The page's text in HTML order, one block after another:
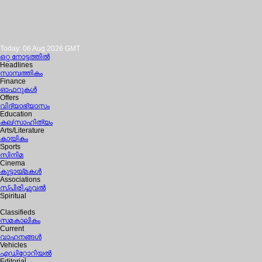
Today: 06 Aug 2026 GMT
ഒറ്റ നോട്ടത്തില്‍
Headlines
സാമ്പത്തികം
Finance
ഓഫറുകള്‍
Offers
വിദ്യാഭ്യാസം
Education
കല/സാഹിത്യം
Arts/Literature
കായികം
Sports
സിനിമ
Cinema
കൂട്ടായ്മകള്‍
Associations
സ്പിരിച്ചുവല്‍
Spiritual
Classifieds
സമകാലികം
Current
വാഹനങ്ങള്‍
Vehicles
എഡിറ്റോറിയല്‍